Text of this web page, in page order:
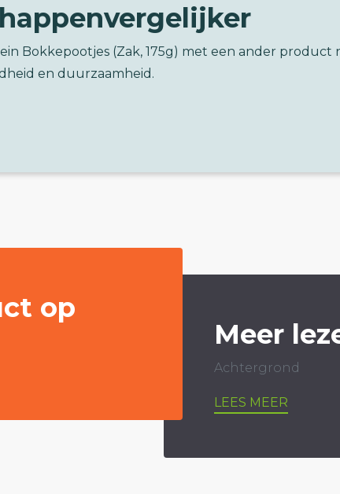
Bokkepootjes (Zak, 175g) met een ander product
en duurzaamheid.
op
Meer
Achtergrond
LEES MEER